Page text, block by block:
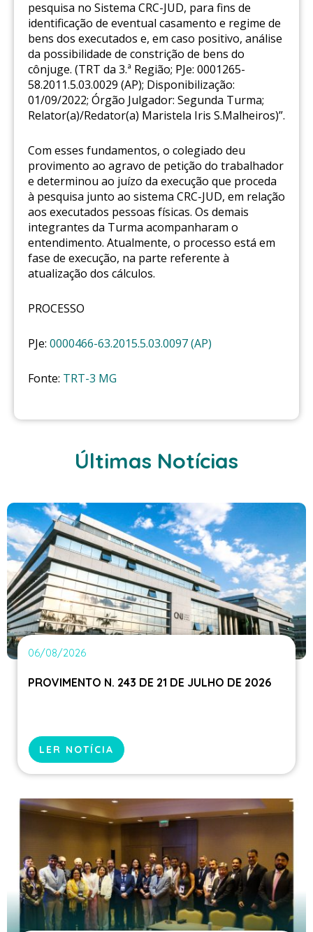
pesquisa no Sistema CRC-JUD, para fins de
identificação de eventual casamento e regime de
bens dos executados e, em caso positivo, análise
da possibilidade de constrição de bens do
cônjuge. (TRT da 3.ª Região; PJe: 0001265-
58.2011.5.03.0029 (AP); Disponibilização:
01/09/2022; Órgão Julgador: Segunda Turma;
Relator(a)/Redator(a) Maristela Iris S.Malheiros)”.
Com esses fundamentos, o colegiado deu
provimento ao agravo de petição do trabalhador
e determinou ao juízo da execução que proceda
à pesquisa junto ao sistema CRC-JUD, em relação
aos executados pessoas físicas. Os demais
integrantes da Turma acompanharam o
entendimento. Atualmente, o processo está em
fase de execução, na parte referente à
atualização dos cálculos.
PROCESSO
PJe: 0000466-63.2015.5.03.0097 (AP)
Fonte: TRT-3 MG
Últimas Notícias
06/08/2026
PROVIMENTO N. 243 DE 21 DE JULHO DE 2026
LER NOTÍCIA